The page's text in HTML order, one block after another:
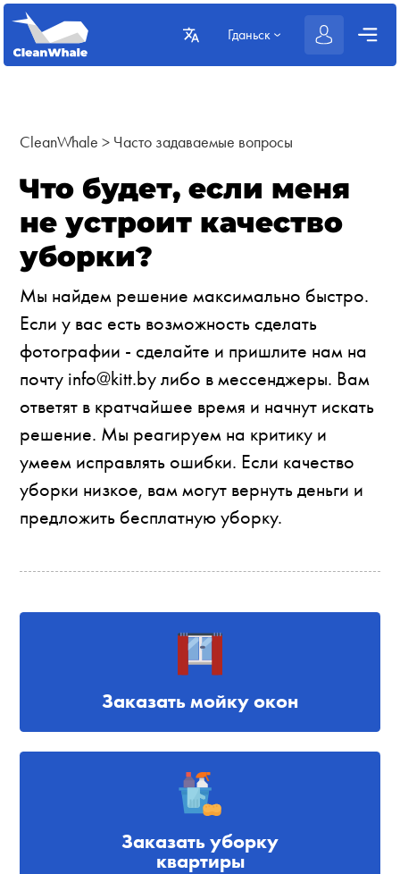
Гданьск
CleanWhale > Часто задаваемые вопросы
Что будет, если меня
не устроит качество
уборки?
Мы найдем решение максимально быстро.
Если у вас есть возможность сделать
фотографии - сделайте и пришлите нам на
почту info@kitt.by либо в мессенджеры. Вам
ответят в кратчайшее время и начнут искать
решение. Мы реагируем на критику и
умеем исправлять ошибки. Если качество
уборки низкое, вам могут вернуть деньги и
предложить бесплатную уборку.
Заказать мойку окон
Заказать уборку
квартиры